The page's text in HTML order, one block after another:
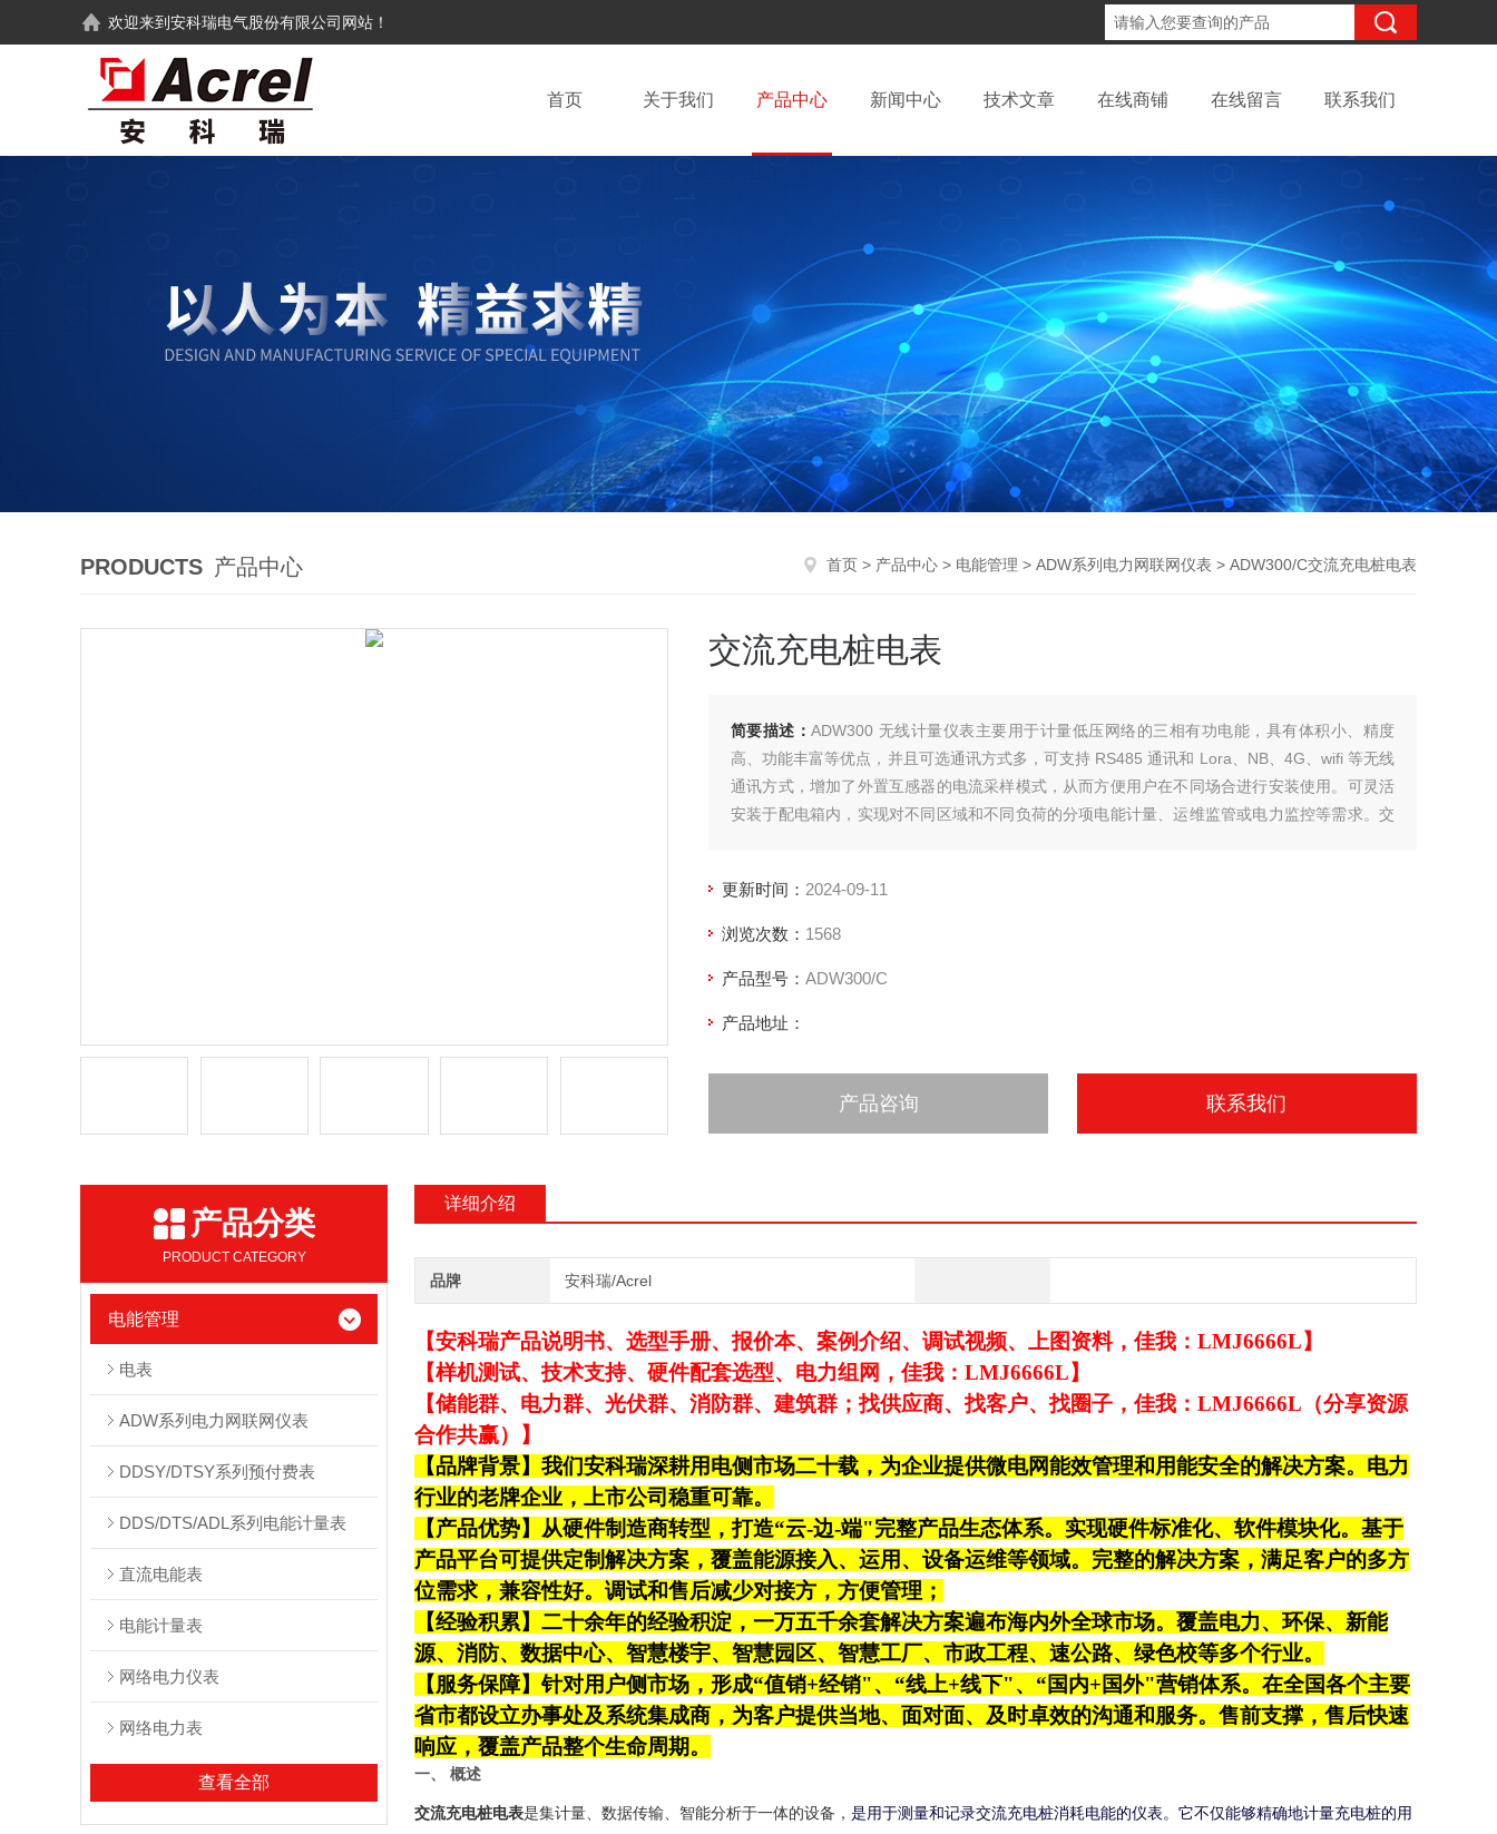
欢迎来到安科瑞电气股份有限公司 网站！
首页 关于我们 产品中心 新闻中心 技术文章 在线商铺 在线留言 联系我们
PRODUCTS 产品中心 首页 > 产品中心 > 电能管理 > ADW系列电力网联网仪表 > ADW300/C交流充电桩电表
交流充电桩电表
简要描述：ADW300 无线计量仪表主要用于计量低压网络的三相有功电能，具有体积小、精度
高、功能丰富等优点，并且可选通讯方式多，可支持 RS485 通讯和 Lora、NB、4G、wifi 等无线
通讯方式，增加了外置互感器的电流采样模式，从而方便用户在不同场合进行安装使用。可灵活
安装于配电箱内，实现对不同区域和不同负荷的分项电能计量、运维监管或电力监控等需求。交
更新时间： 2024-09-11
浏览次数： 1568
产品型号： ADW300/C
产品地址：
产品咨询 联系我们
产品分类
PRODUCT CATEGORY
电能管理
电表
ADW系列电力网联网仪表
DDSY/DTSY系列预付费表
DDS/DTS/ADL系列电能计量表
直流电能表
电能计量表
网络电力仪表
网络电力表
查看全部
详细介绍
品牌 安科瑞/Acrel
【安科瑞产品说明书、选型手册、报价本、案例介绍、调试视频、上图资料，佳我：LMJ6666L】
【样机测试、技术支持、硬件配套选型、电力组网，佳我：LMJ6666L】
【储能群、电力群、光伏群、消防群、建筑群；找供应商、找客户、找圈子，佳我：LMJ6666L（分享资源
合作共赢）】
【品牌背景】我们安科瑞深耕用电侧市场二十载，为企业提供微电网能效管理和用能安全的解决方案。电力
行业的老牌企业，上市公司稳重可靠。
【产品优势】从硬件制造商转型，打造“云-边-端"完整产品生态体系。实现硬件标准化、软件模块化。基于
产品平台可提供定制解决方案，覆盖能源接入、运用、设备运维等领域。完整的解决方案，满足客户的多方
位需求，兼容性好。调试和售后减少对接方，方便管理；
【经验积累】二十余年的经验积淀，一万五千余套解决方案遍布海内外全球市场。覆盖电力、环保、新能
源、消防、数据中心、智慧楼宇、智慧园区、智慧工厂、市政工程、速公路、绿色校等多个行业。
【服务保障】针对用户侧市场，形成“值销+经销"、“线上+线下"、“国内+国外"营销体系。在全国各个主要
省市都设立办事处及系统集成商，为客户提供当地、面对面、及时卓效的沟通和服务。售前支撑，售后快速
响应，覆盖产品整个生命周期。
一、 概述
交流充电桩电表是集计量、数据传输、智能分析于一体的设备， 是用于测量和记录交流充电桩消耗电能的仪表。它不仅能够精确地计量充电桩的用